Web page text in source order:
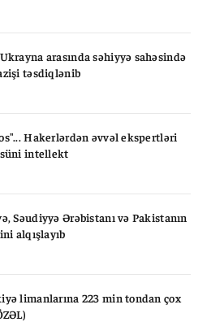
arasında səhiyyə sahəsində
təsdiqlənib
Hakerlərdən əvvəl ekspertləri
intellekt
Səudiyyə Ərəbistanı və Pakistanın
alqışlayıb
limanlarına 223 min tondan çox